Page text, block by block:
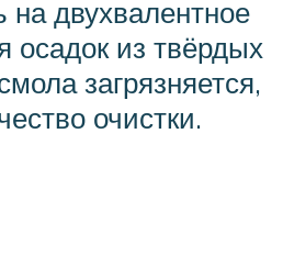
на двухвалентное
осадок из твёрдых
загрязняется,
очистки.